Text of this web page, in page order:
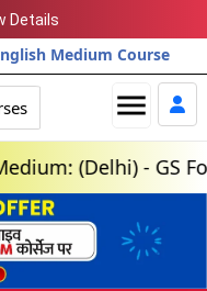
Details
Medium Course
menu
- GS